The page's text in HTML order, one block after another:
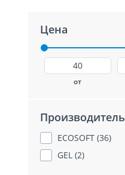
Цена
от
Производитель
ECOSOFT (36)
GEL (2)